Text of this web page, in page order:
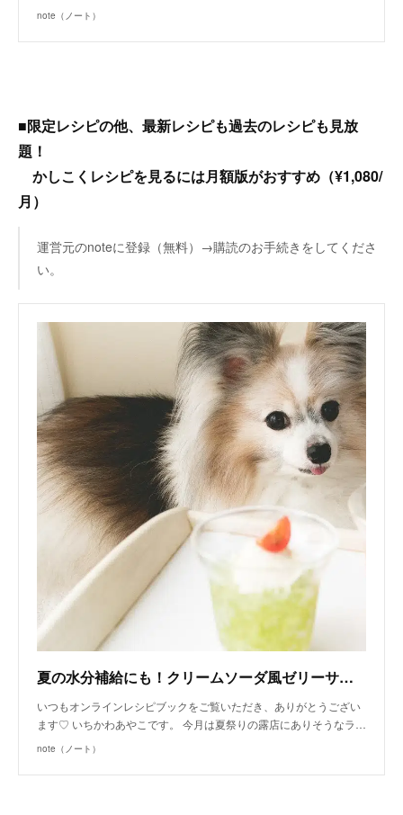
note（ノート）
■限定レシピの他、最新レシピも過去のレシピも見放
題！
かしこくレシピを見るには月額版がおすすめ（¥1,080/
月）
運営元のnoteに登録（無料）→購読のお手続きをしてくださ
い。
夏の水分補給にも！クリームソーダ風ゼリーサラダ（手作り犬おやつレシピ）｜いちかわあやこ（犬ごはん先生）｜note
いつもオンラインレシピブックをご覧いただき、ありがとうござい
ます♡ いちかわあやこです。 今月は夏祭りの露店にありそうなラ…
note（ノート）